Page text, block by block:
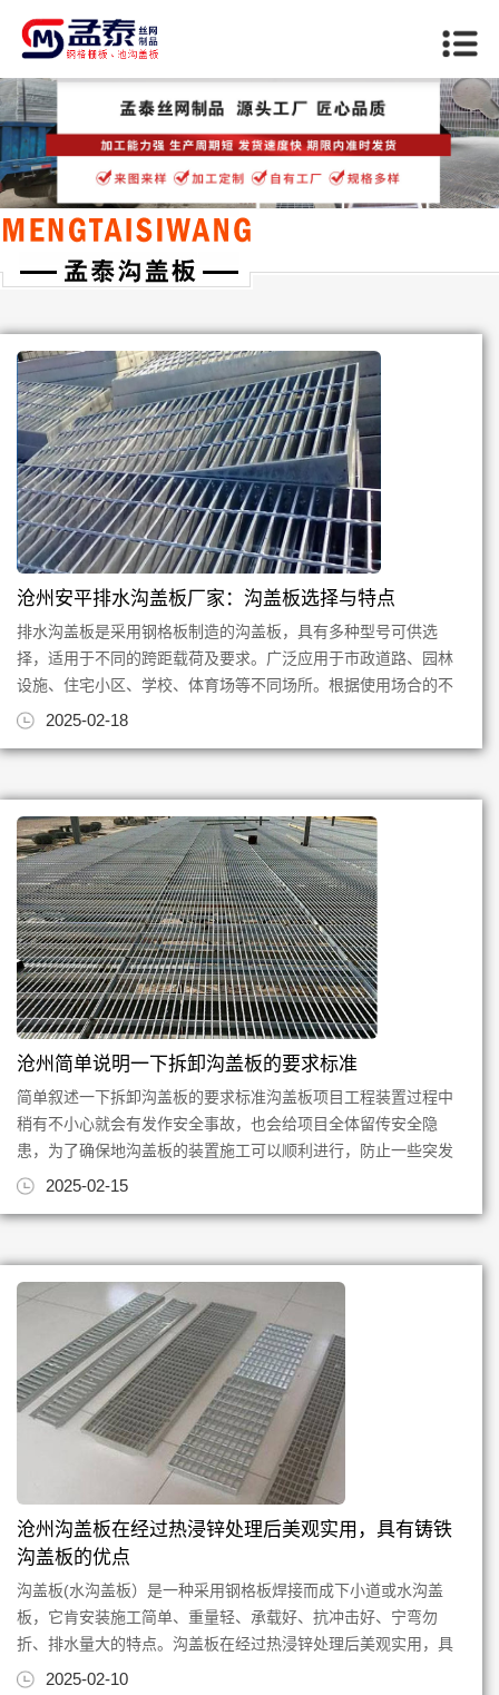
当前位置：首页>>沧州行业资讯
沧州安平排水沟盖板厂家：沟盖板选择与特点
排水沟盖板是采用钢格板制造的沟盖板，具有多种型号可供选
择，适用于不同的跨距载荷及要求。广泛应用于市政道路、园林
设施、住宅小区、学校、体育场等不同场所。根据使用场合的不
同，不同规格型号的沟盖板，...
2025-02-18
沧州简单说明一下拆卸沟盖板的要求标准
简单叙述一下拆卸沟盖板的要求标准沟盖板项目工程装置过程中
稍有不小心就会有发作安全事故，也会给项目全体留传安全隐
患，为了确保地沟盖板的装置施工可以顺利进行，防止一些突发
安全事故的发作，那么施工单...
2025-02-15
沧州沟盖板在经过热浸锌处理后美观实用，具有铸铁
沟盖板的优点
沟盖板(水沟盖板）是一种采用钢格板焊接而成下小道或水沟盖
板，它肯安装施工简单、重量轻、承载好、抗冲击好、宁弯勿
折、排水量大的特点。沟盖板在经过热浸锌处理后美观实用，具
有铸铁沟盖板的优点。如果采...
2025-02-10